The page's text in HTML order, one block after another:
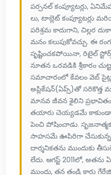
పర్సనల్ కంప్యూటర్లు,
లు, టాబ్లెట్ కంప్యూటర్లు
పరిశ్రమ కాదుగాని, చిల్లర
మనం కలుపుకోవచ్చు. ఈ
సృష్టించకపోయినా, రిటైల్
నూతన ఒరవడికి శ్రీకారం
సమాచారంలో కేవలం వెబ్
అప్లికేషన్(ఏప్స్)తో సరికొత్త
మానవ జీవన శైలిని
తయారు చెయ్యడమే కాకుండా,
పెంచి పోషించాడు.
సాహసమే ఊపిరిగా చేసుకున్న
దార్శనికతను ముందుకు
లేదు. ఆగస్ట్ 2011లో,
ముందు, తన తండ్రి కారు